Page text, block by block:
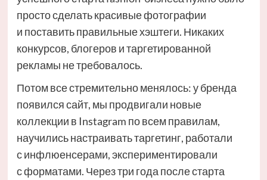
просто сделать красивые фотографии
и поставить правильные хэштеги. Никаких
конкурсов, блогеров и таргетированной
рекламы не требовалось.
Потом все стремительно менялось: у бренда
появился сайт, мы продвигали новые
коллекции в Instagram по всем правилам,
научились настраивать таргетинг, работали
с инфлюенсерами, экспериментировали
с форматами. Через три года после старта